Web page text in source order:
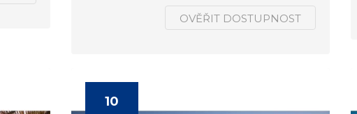
OVĚŘIT DOSTUPNOST
10